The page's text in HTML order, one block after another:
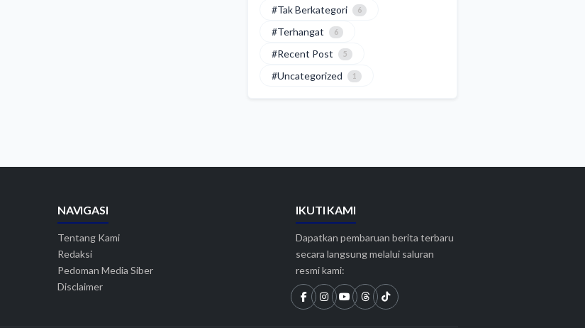
#Tak Berkategori 6
#Terhangat 6
#Recent Post 5
#Uncategorized 1
NAVIGASI
Tentang Kami
Redaksi
Pedoman Media Siber
Disclaimer
IKUTI KAMI
Dapatkan pembaruan berita terbaru
secara langsung melalui saluran
resmi kami: